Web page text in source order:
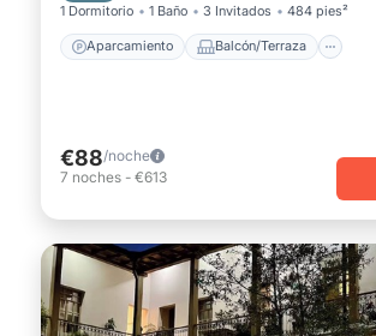
1 Dormitorio 1 Baño 3 Invitados 484 pies²
Aparcamiento Balcón/Terraza
€88/noche
7 noches - €613